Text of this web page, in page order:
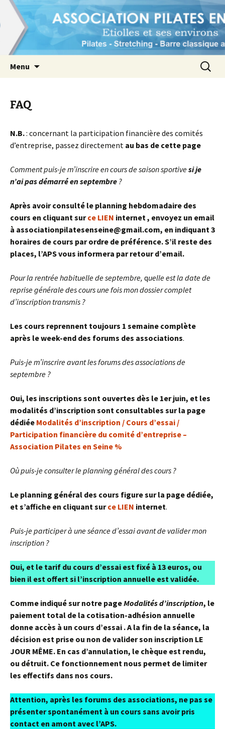
Association Pilates en Seine
1er pôle Pilates à Etiolles et ses environs
Menu
FAQ
N.B.: concernant la participation financière des comités
d’entreprise, passez directement au bas de cette page
Comment puis-je m’inscrire en cours de saison sportivesi je
n’ai pas démarré en septembre ?
Après avoir consulté le planning hebdomadaire des
cours en cliquant surce LIEN internet , envoyez un email
à associationpilatesenseine@gmail.com, en indiquant 3
horaires de cours par ordre de préférence.S’il reste des
places, l’APS vous informera par retour d’email.
Pour la rentrée habituelle de septembre, quelle est la date de
reprise générale des cours une fois mon dossier complet
d’inscription transmis ?
Les cours reprennent toujours 1 semaine complète
après le week-end des forums des associations.
Puis-je m’inscrire avant les forums des associations de
septembre ?
Oui, les inscriptions sont ouvertes dès le 1er juin, et les
modalités d’inscription sont consultables sur la page
dédiée Modalités d’inscription / Cours d’essai /
Participation financière du comité d’entreprise –
Association Pilates en Seine %
Où puis-je consulter le planning général des cours ?
Le planning général des cours figure sur la page dédiée,
et s’affiche en cliquant sur ce LIEN internet.
Puis-je participer à une séance d’essai avant de valider mon
inscription ?
Oui, et le tarif du cours d’essai est fixé à 13 euros, ou
bien il est offert si l’inscription annuelle est validée.
Comme indiqué sur notre pageModalités d’inscription, le
paiement total de la cotisation-adhésion annuelle
donne accès à un cours d’essai . A la fin de la séance, la
décision est prise ou non de valider son inscription LE
JOUR MÊME. En cas d’annulation, le chèque est rendu,
ou détruit. Ce fonctionnement nous permet de limiter
les effectifs dans nos cours.
Attention, après les forums des associations, ne pas se
présenter spontanément à un cours sans avoir pris
contact en amont avec l’APS.